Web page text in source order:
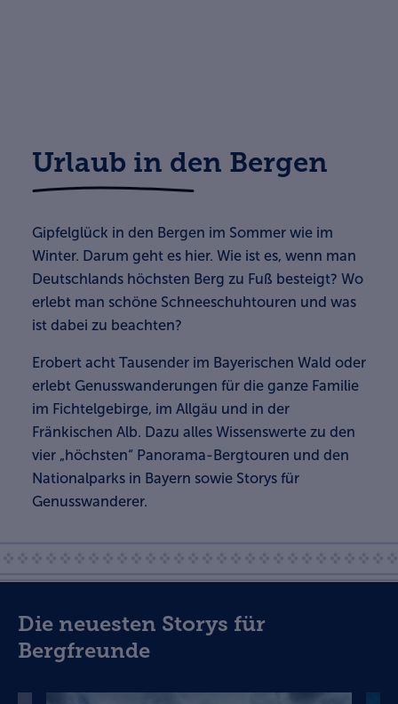
Urlaub in den Bergen
Gipfelglück in den Bergen im Sommer wie im
Winter. Darum geht es hier. Wie ist es, wenn man
Deutschlands höchsten Berg zu Fuß besteigt? Wo
erlebt man schöne Schneeschuhtouren und was
ist dabei zu beachten?
Erobert acht Tausender im Bayerischen Wald oder
erlebt Genusswanderungen für die ganze Familie
im Fichtelgebirge, im Allgäu und in der
Fränkischen Alb. Dazu alles Wissenswerte zu den
vier „höchsten“ Panorama-Bergtouren und den
Nationalparks in Bayern sowie Storys für
Genusswanderer.
Die neuesten Storys für
Bergfreunde